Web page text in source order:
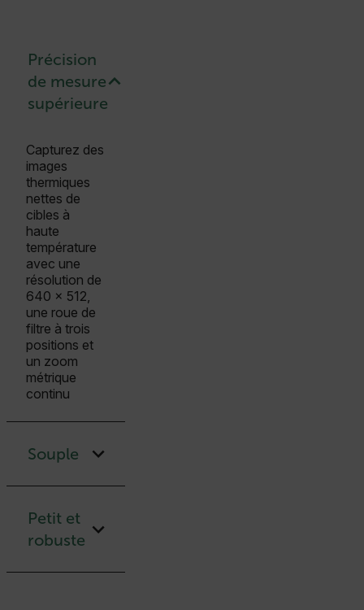
Précision
de mesure
supérieure
Capturez des
images
thermiques
nettes de
cibles à
haute
température
avec une
résolution de
640 x 512,
une roue de
filtre à trois
positions et
un zoom
métrique
continu
Souple
Petit et
robuste